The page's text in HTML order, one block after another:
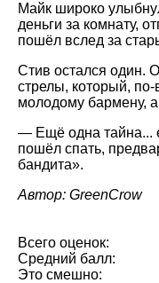
Майк широко
деньги за комнату,
пошёл вслед за
Стив остался один.
стрелы, который,
молодому бармену,
— Ещё одна тайна...
пошёл спать,
бандита».
Автор: GreenCrow
Всего оценок:
Средний балл:
Это смешно: